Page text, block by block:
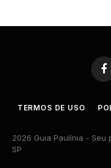
TERMOS DE USO
2026 Guia Paulínia - Seu
SP